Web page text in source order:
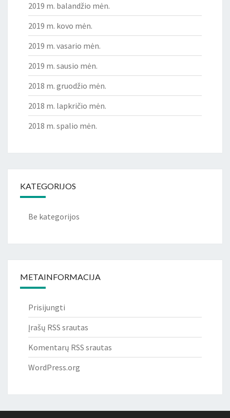
2019 m. balandžio mėn.
2019 m. kovo mėn.
2019 m. vasario mėn.
2019 m. sausio mėn.
2018 m. gruodžio mėn.
2018 m. lapkričio mėn.
2018 m. spalio mėn.
KATEGORIJOS
Be kategorijos
METAINFORMACIJA
Prisijungti
Įrašų RSS srautas
Komentarų RSS srautas
WordPress.org